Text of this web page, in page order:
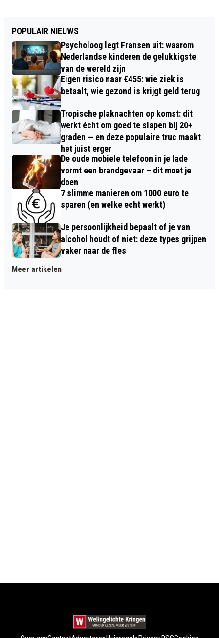
POPULAIR NIEUWS
Psycholoog legt Fransen uit: waarom
Nederlandse kinderen de gelukkigste
van de wereld zijn
Eigen risico naar €455: wie ziek is
betaalt, wie gezond is krijgt geld terug
Tropische plaknachten op komst: dit
werkt écht om goed te slapen bij 20+
graden — en deze populaire truc maakt
het juist erger
De oude mobiele telefoon in je lade
vormt een brandgevaar – dit moet je
doen
7 slimme manieren om 1000 euro te
sparen (en welke echt werkt)
Je persoonlijkheid bepaalt of je van
alcohol houdt of niet: deze types grijpen
vaker naar de fles
Meer artikelen